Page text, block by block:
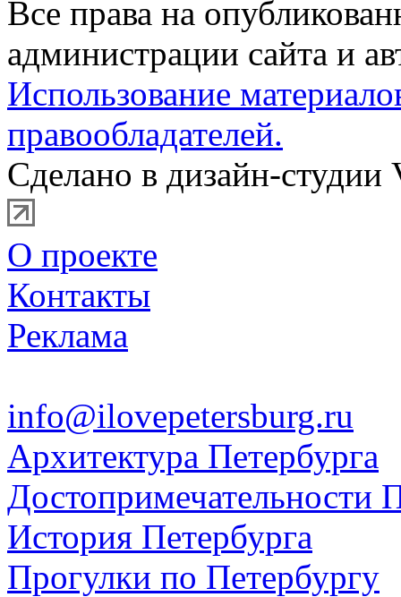
Все права на
администрации сайта и
Использование
правообладателей.
Сделано в дизайн-студии
О проекте
Контакты
Реклама
info@ilovepetersburg.ru
Архитектура Петербурга
Достопримечательности
История Петербурга
Прогулки по Петербургу